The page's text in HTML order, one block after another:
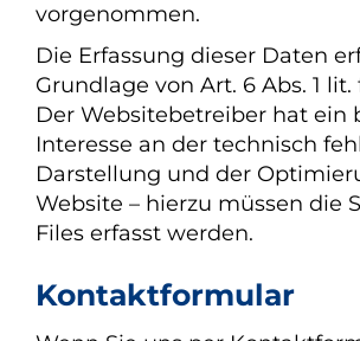
vorgenommen.
Die Erfassung dieser Daten
Grundlage von Art. 6 Abs. 1 lit.
Der Websitebetreiber hat ein
Interesse an der technisch
Darstellung und der
Website – hierzu müssen die
Files erfasst werden.
Kontaktformular